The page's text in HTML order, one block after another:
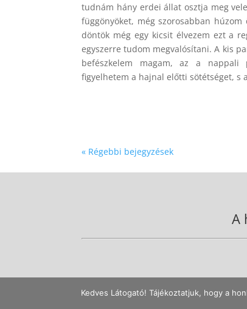
tudnám hány erdei állat osztja meg
függönyöket, még szorosabban
döntök még egy kicsit élvezem ezt a
egyszerre tudom megvalósítani. A kis
befészkelem magam, az a nappali
figyelhetem a hajnal előtti sötétséget, s
« Régebbi bejegyzések
A
Ajánlott böngészők: Firefox 40+, Chrome 45+,
Kedves Látogató! Tájékoztatjuk, hogy a